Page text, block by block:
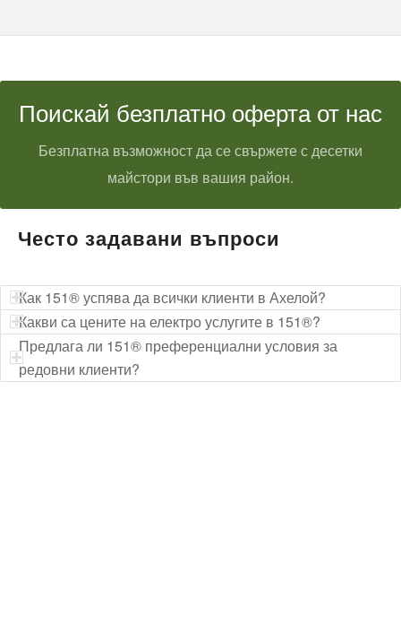
Поискай безплатно оферта от нас
Безплатна възможност да се свържете с десетки
майстори във вашия район.
Често задавани въпроси
Как 151® успява да всички клиенти в Ахелой?
Какви са цените на електро услугите в 151®?
Предлага ли 151® преференциални условия за
редовни клиенти?